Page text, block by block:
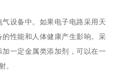
设备中。如果电子电路采用天
性能和人体健康产生影响。采
一定金属类添加剂，可以在一
。